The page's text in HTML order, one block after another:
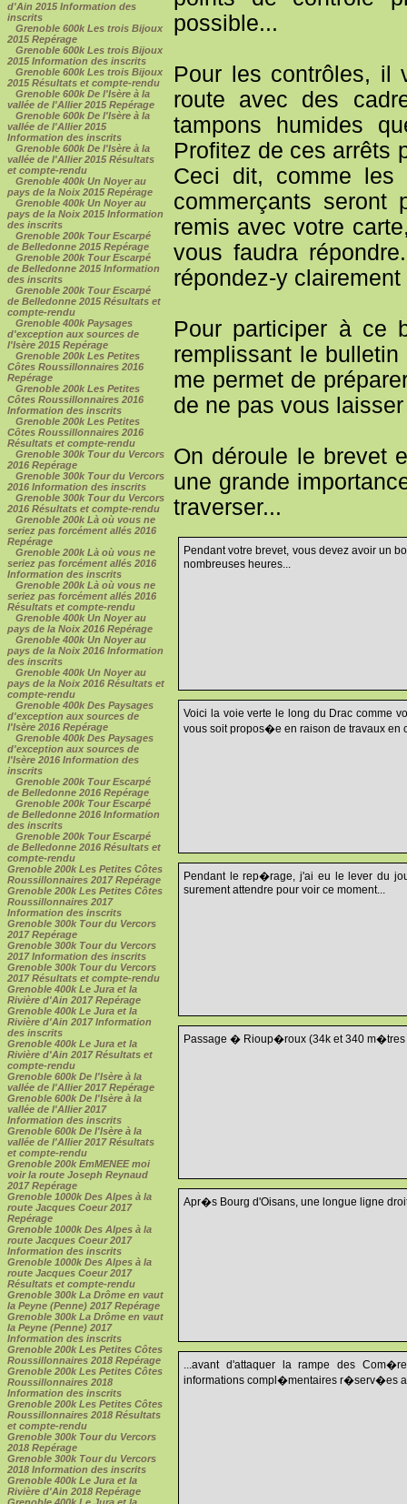
d'Ain 2015 Information des
inscrits
Grenoble 600k Les trois Bijoux
2015 Repérage
Grenoble 600k Les trois Bijoux
2015 Information des inscrits
Grenoble 600k Les trois Bijoux
2015 Résultats et compte-rendu
Grenoble 600k De l'Isère à la
vallée de l'Allier 2015 Repérage
Grenoble 600k De l'Isère à la
vallée de l'Allier 2015
Information des inscrits
Grenoble 600k De l'Isère à la
vallée de l'Allier 2015 Résultats
et compte-rendu
Grenoble 400k Un Noyer au
pays de la Noix 2015 Repérage
Grenoble 400k Un Noyer au
pays de la Noix 2015 Information
des inscrits
Grenoble 200k Tour Escarpé
de Belledonne 2015 Repérage
Grenoble 200k Tour Escarpé
de Belledonne 2015 Information
des inscrits
Grenoble 200k Tour Escarpé
de Belledonne 2015 Résultats et
compte-rendu
Grenoble 400k Paysages
d'exception aux sources de
l'Isère 2015 Repérage
Grenoble 200k Les Petites
Côtes Roussillonnaires 2016
Repérage
Grenoble 200k Les Petites
Côtes Roussillonnaires 2016
Information des inscrits
Grenoble 200k Les Petites
Côtes Roussillonnaires 2016
Résultats et compte-rendu
Grenoble 300k Tour du Vercors
2016 Repérage
Grenoble 300k Tour du Vercors
2016 Information des inscrits
Grenoble 300k Tour du Vercors
2016 Résultats et compte-rendu
Grenoble 200k Là où vous ne
seriez pas forcément allés 2016
Repérage
Grenoble 200k Là où vous ne
seriez pas forcément allés 2016
Information des inscrits
Grenoble 200k Là où vous ne
seriez pas forcément allés 2016
Résultats et compte-rendu
Grenoble 400k Un Noyer au
pays de la Noix 2016 Repérage
Grenoble 400k Un Noyer au
pays de la Noix 2016 Information
des inscrits
Grenoble 400k Un Noyer au
pays de la Noix 2016 Résultats et
compte-rendu
Grenoble 400k Des Paysages
d'exception aux sources de
l'Isère 2016 Repérage
Grenoble 400k Des Paysages
d'exception aux sources de
l'Isère 2016 Information des
inscrits
Grenoble 200k Tour Escarpé
de Belledonne 2016 Repérage
Grenoble 200k Tour Escarpé
de Belledonne 2016 Information
des inscrits
Grenoble 200k Tour Escarpé
de Belledonne 2016 Résultats et
compte-rendu
Grenoble 200k Les Petites Côtes
Roussillonnaires 2017 Repérage
Grenoble 200k Les Petites Côtes
Roussillonnaires 2017
Information des inscrits
Grenoble 300k Tour du Vercors
2017 Repérage
Grenoble 300k Tour du Vercors
2017 Information des inscrits
Grenoble 300k Tour du Vercors
2017 Résultats et compte-rendu
Grenoble 400k Le Jura et la
Rivière d'Ain 2017 Repérage
Grenoble 400k Le Jura et la
Rivière d'Ain 2017 Information
des inscrits
Grenoble 400k Le Jura et la
Rivière d'Ain 2017 Résultats et
compte-rendu
Grenoble 600k De l'Isère à la
vallée de l'Allier 2017 Repérage
Grenoble 600k De l'Isère à la
vallée de l'Allier 2017
Information des inscrits
Grenoble 600k De l'Isère à la
vallée de l'Allier 2017 Résultats
et compte-rendu
Grenoble 200k EmMENEE moi
voir la route Joseph Reynaud
2017 Repérage
Grenoble 1000k Des Alpes à la
route Jacques Coeur 2017
Repérage
Grenoble 1000k Des Alpes à la
route Jacques Coeur 2017
Information des inscrits
Grenoble 1000k Des Alpes à la
route Jacques Coeur 2017
Résultats et compte-rendu
Grenoble 300k La Drôme en vaut
la Peyne (Penne) 2017 Repérage
Grenoble 300k La Drôme en vaut
la Peyne (Penne) 2017
Information des inscrits
Grenoble 200k Les Petites Côtes
Roussillonnaires 2018 Repérage
Grenoble 200k Les Petites Côtes
Roussillonnaires 2018
Information des inscrits
Grenoble 200k Les Petites Côtes
Roussillonnaires 2018 Résultats
et compte-rendu
Grenoble 300k Tour du Vercors
2018 Repérage
Grenoble 300k Tour du Vercors
2018 Information des inscrits
Grenoble 400k Le Jura et la
Rivière d'Ain 2018 Repérage
possible...
Pour les contrôles, il
route avec des
tampons humides
Profitez de ces arrêts
Ceci dit, comme les
commerçants
remis avec votre
vous faudra
répondez-y
Pour participer à ce
remplissant le
me permet de
de ne pas vous
On déroule le brevet
une grande
traverser...
Pendant votre brevet, vous devez avoir un
nombreuses heures...
Voici la voie verte le long du Drac comme
vous soit propos�e en raison de travaux en
Pendant le rep�rage, j'ai eu le lever du
surement attendre pour voir ce moment...
Passage � Rioup�roux (34k et 340
Apr�s Bourg d'Oisans, une longue ligne
...avant d'attaquer la rampe des
informations compl�mentaires r�serv�es